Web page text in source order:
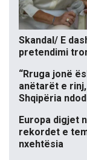
Skandal/ E
pretendimi
“Rruga jonë
anëtarët e
Shqipëria
Europa digjet
rekordet e
nxehtësia